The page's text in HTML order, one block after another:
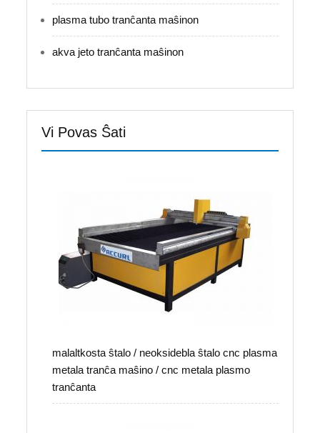
plasma tubo tranĉanta maŝinon
akva jeto tranĉanta maŝinon
Vi Povas Ŝati
malaltkosta ŝtalo / neoksidebla ŝtalo cnc plasma
metala tranĉa maŝino / cnc metala plasmo
tranĉanta